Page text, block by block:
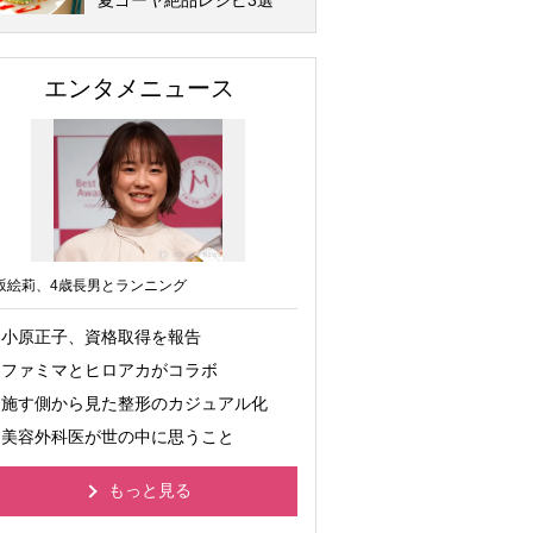
エンタメニュース
絵莉、4歳長男とランニング
小原正子、資格取得を報告
ファミマとヒロアカがコラボ
施す側から見た整形のカジュアル化
美容外科医が世の中に思うこと
もっと見る